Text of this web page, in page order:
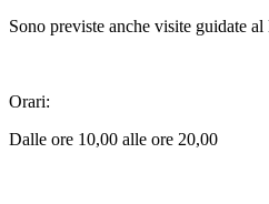
Sono previste anche visite guidate
Orari:
Dalle ore 10,00 alle ore 20,00